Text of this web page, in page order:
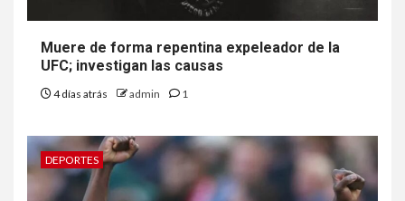
Muere de forma repentina expeleador de la
UFC; investigan las causas
4 días atrás admin 1
DEPORTES